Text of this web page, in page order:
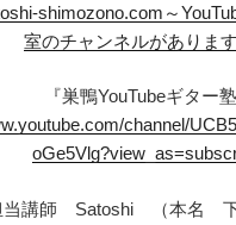
shimozono.com～
室のチャンネルがありま
『巣鴨YouTubeギター塾
channel/
当講師 Satoshi （本名